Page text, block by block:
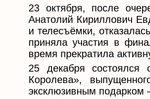
23 октября, после
Анатолий Кириллович
и телесъёмки,
приняла участия в
время прекратила
25 декабря
Королева»,
эксклюзивным